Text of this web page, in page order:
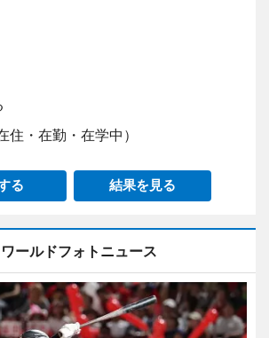
住・在勤・在学中）
る 結果を見る
ワールドフォトニュース